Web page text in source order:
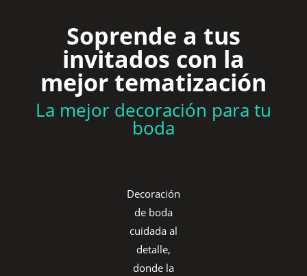
Soprende a tus
invitados con la
mejor tematización
La mejor decoración para tu
boda
Decoración
de boda
cuidada al
detalle,
donde la